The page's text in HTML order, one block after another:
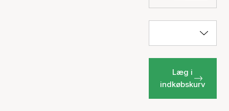
Læg i
indkøbskurv